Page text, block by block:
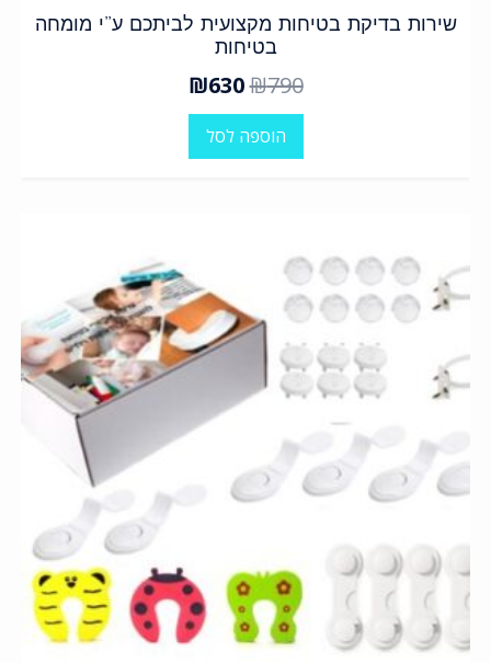
שירות בדיקת בטיחות מקצועית לביתכם ע”י מומחה
בטיחות
₪790
₪630
הוספה לסל